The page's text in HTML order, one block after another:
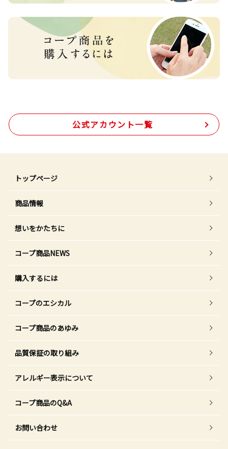
公式アカウント一覧
トップページ
商品情報
想いをかたちに
コープ商品NEWS
購入するには
コープのエシカル
コープ商品のあゆみ
品質保証の取り組み
アレルギー表示について
コープ商品のQ&A
お問い合わせ